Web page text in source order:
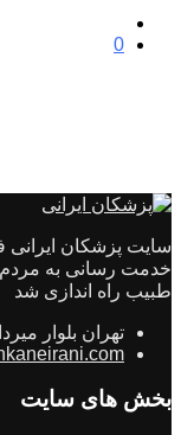
0
خدمت رسانی به مردم
طبیب راه اندازی شد
تهران بلوار
بخش های سایت